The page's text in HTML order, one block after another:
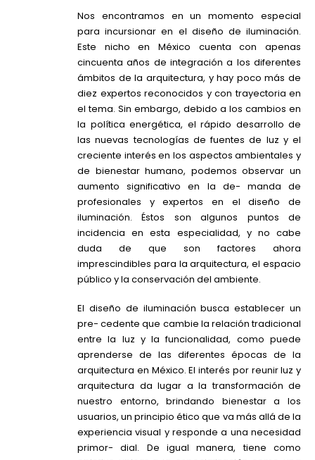
Nos encontramos en un momento especial
para incursionar en el diseño de iluminación.
Este nicho en México cuenta con apenas
cincuenta años de integración a los diferentes
ámbitos de la arquitectura, y hay poco más de
diez expertos reconocidos y con trayectoria en
el tema. Sin embargo, debido a los cambios en
la política energética, el rápido desarrollo de
las nuevas tecnologías de fuentes de luz y el
creciente interés en los aspectos ambientales y
de bienestar humano, podemos observar un
aumento significativo en la de- manda de
profesionales y expertos en el diseño de
iluminación. Éstos son algunos puntos de
incidencia en esta especialidad, y no cabe
duda de que son factores ahora
imprescindibles para la arquitectura, el espacio
público y la conservación del ambiente.
El diseño de iluminación busca establecer un
pre- cedente que cambie la relación tradicional
entre la luz y la funcionalidad, como puede
aprenderse de las diferentes épocas de la
arquitectura en México. El interés por reunir luz y
arquitectura da lugar a la transformación de
nuestro entorno, brindando bienestar a los
usuarios, un principio ético que va más allá de la
experiencia visual y responde a una necesidad
primor- dial. De igual manera, tiene como